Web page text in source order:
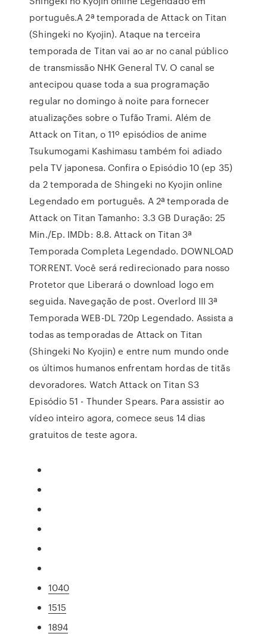
português.A 2ª temporada de Attack on Titan
(Shingeki no Kyojin). Ataque na terceira
temporada de Titan vai ao ar no canal público
de transmissão NHK General TV. O canal se
antecipou quase toda a sua programação
regular no domingo à noite para fornecer
atualizações sobre o Tufão Trami. Além de
Attack on Titan, o 11º episódios de anime
Tsukumogami Kashimasu também foi adiado
pela TV japonesa. Confira o Episódio 10 (ep 35)
da 2 temporada de Shingeki no Kyojin online
Legendado em português. A 2ª temporada de
Attack on Titan Tamanho: 3.3 GB Duração: 25
Min./Ep. IMDb: 8.8. Attack on Titan 3ª
Temporada Completa Legendado. DOWNLOAD
TORRENT. Você será redirecionado para nosso
Protetor que Liberará o download logo em
seguida. Navegação de post. Overlord III 3ª
Temporada WEB-DL 720p Legendado. Assista a
todas as temporadas de Attack on Titan
(Shingeki No Kyojin) e entre num mundo onde
os últimos humanos enfrentam hordas de titãs
devoradores. Watch Attack on Titan S3
Episódio 51 - Thunder Spears. Para assistir ao
vídeo inteiro agora, comece seus 14 dias
gratuitos de teste agora.
1040
1515
1894